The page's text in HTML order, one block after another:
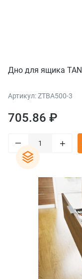
Дно для ящика
Артикул: ZTBA500-3
705.86 ₽
– +